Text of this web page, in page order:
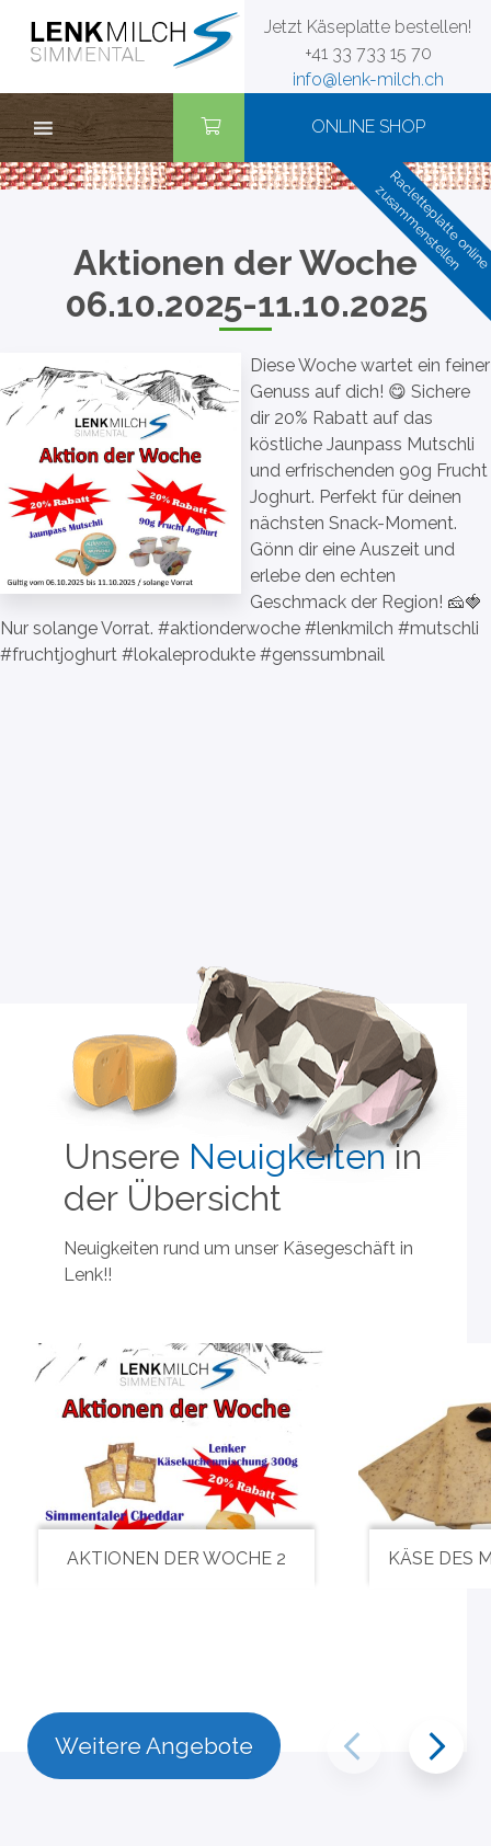
Inhalt
springen
Jetzt Käseplatte bestellen!
+41 33 733 15 70
info@lenk-milch.ch
ONLINE SHOP
Aktionen der Woche
06.10.2025-11.10.2025
Diese Woche wartet ein feiner
Genuss auf dich! 😋 Sichere
dir 20% Rabatt auf das
köstliche Jaunpass Mutschli
und erfrischenden 90g Frucht
Joghurt. Perfekt für deinen
nächsten Snack-Moment.
Gönn dir eine Auszeit und
erlebe den echten
Geschmack der Region! 🧀🍓
Nur solange Vorrat. #aktionderwoche #lenkmilch #mutschli
#fruchtjoghurt #lokaleprodukte #genssumbnail
Unsere Neuigkeitenin
der Übersicht
Neuigkeiten rund um unser Käsegeschäft in
Lenk!!
AKTIONEN DER WOCHE 2 KÄSE DES
Weitere Angebote
Racletteplatte
zusammenstellen